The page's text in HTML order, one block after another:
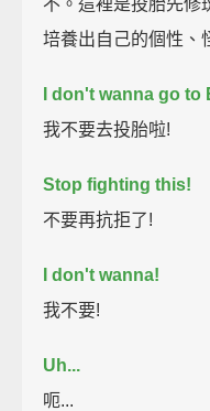
培養出自己的個性、
I don't wanna go to
我不要去投胎啦!
Stop fighting this!
不要再抗拒了!
I don't wanna!
我不要!
Uh...
呃...